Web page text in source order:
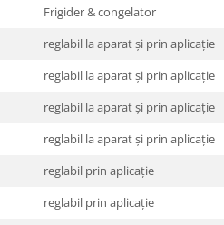
Frigider & congelator
reglabil la aparat şi prin aplicaţie
reglabil la aparat şi prin aplicaţie
reglabil la aparat şi prin aplicaţie
reglabil la aparat şi prin aplicaţie
reglabil prin aplicaţie
reglabil prin aplicaţie